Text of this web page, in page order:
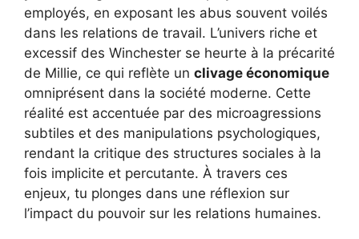
employés, en exposant les abus souvent voilés
dans les relations de travail. L’univers riche et
excessif des Winchester se heurte à la précarité
de Millie, ce qui reflète un clivage économique
omniprésent dans la société moderne. Cette
réalité est accentuée par des microagressions
subtiles et des manipulations psychologiques,
rendant la critique des structures sociales à la
fois implicite et percutante. À travers ces
enjeux, tu plonges dans une réflexion sur
l’impact du pouvoir sur les relations humaines.